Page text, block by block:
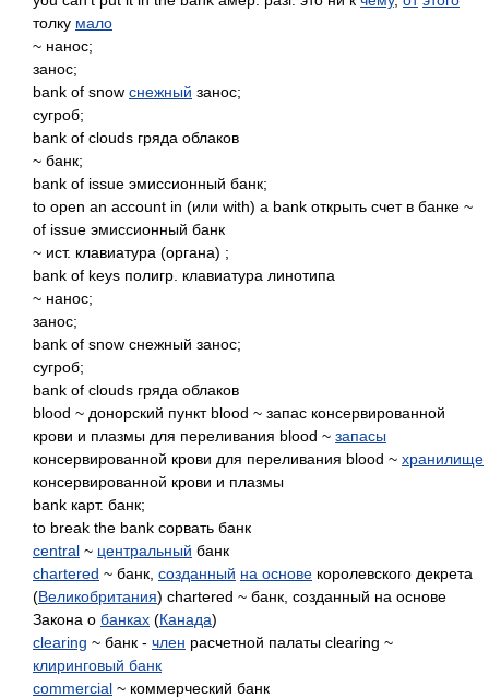
толку мало
~ нанос;
занос;
bank of snow снежный занос;
сугроб;
bank of clouds гряда облаков
~ банк;
bank of issue эмиссионный банк;
to open an account in (или with) a bank открыть счет в банке ~
of issue эмиссионный банк
~ ист. клавиатура (органа) ;
bank of keys полигр. клавиатура линотипа
~ нанос;
занос;
bank of snow снежный занос;
сугроб;
bank of clouds гряда облаков
blood ~ донорский пункт blood ~ запас консервированной
крови и плазмы для переливания blood ~ запасы
консервированной крови для переливания blood ~ хранилище
консервированной крови и плазмы
bank карт. банк;
to break the bank сорвать банк
central ~ центральный банк
chartered ~ банк, созданный на основе королевского декрета
(Великобритания) chartered ~ банк, созданный на основе
Закона о банках (Канада)
clearing ~ банк - член расчетной палаты clearing ~
клиринговый банк
commercial ~ коммерческий банк